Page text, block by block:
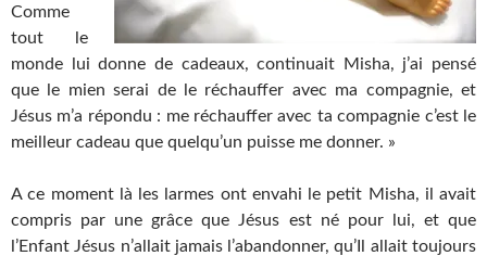
Comme
tout le
monde lui donne de cadeaux, continuait Misha, j’ai pensé
que le mien serai de le réchauffer avec ma compagnie, et
Jésus m’a répondu : me réchauffer avec ta compagnie c’est le
meilleur cadeau que quelqu’un puisse me donner. »
A ce moment là les larmes ont envahi le petit Misha, il avait
compris par une grâce que Jésus est né pour lui, et que
l’Enfant Jésus n’allait jamais l’abandonner, qu’Il allait toujours